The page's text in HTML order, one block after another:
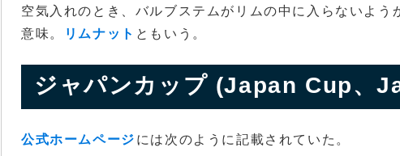
空気入れのとき、バルブステムがリムの中に入らないよ
意味。
リムナット ともいう。
ジャパンカップ (Japan Cup、
公式ホームページ には次のように記載されていた。